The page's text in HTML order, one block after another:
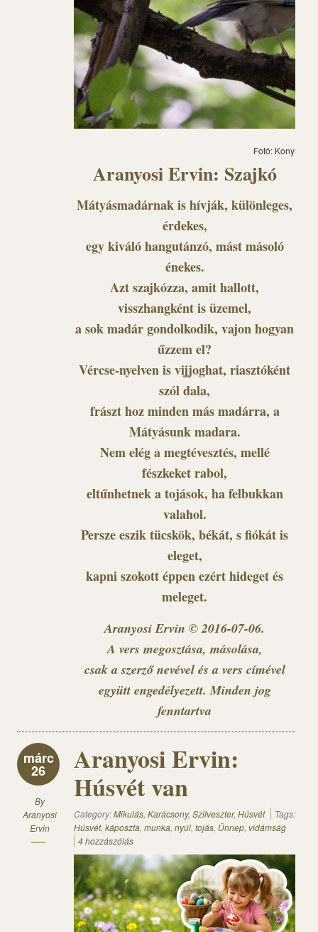
Fotó: Konyhás
Aranyosi Ervin: Szajkó
Mátyásmadárnak is hívják, különleges,
érdekes,
egy kiváló hangutánzó, mást másoló
énekes.
Azt szajkózza, amit hallott,
visszhangként is üzemel,
a sok madár gondolkodik, vajon hogyan
űzzem el?
Vércse-nyelven is vijjoghat, riasztóként
szól dala,
frászt hoz minden más madárra, a
Mátyásunk madara.
Nem elég a megtévesztés, mellé
fészkeket rabol,
eltűnhetnek a tojások, ha felbukkan
valahol.
Persze eszik tücskök, békát, s fiókát is
eleget,
kapni szokott éppen ezért hideget és
meleget.
Aranyosi Ervin © 2016-07-06.
A vers megosztása, másolása,
csak a szerző nevével és a vers címével
együtt engedélyezett. Minden jog
fenntartva
márc
26
By
Aranyosi
Ervin
Aranyosi Ervin:
Húsvét van
Category:Mikulás, Karácsony, Szilveszter, Húsvét
Tags:
Húsvét, káposzta, munka, nyúl, tojás, Ünnep, vidámság
4 hozzászólás